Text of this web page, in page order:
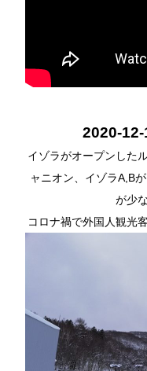
2020-12-
イゾラがオープンした
ャニオン、イゾラA,B
が少
コロナ禍で外国人観光